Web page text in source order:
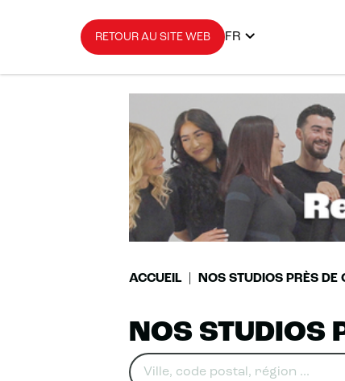
RETOUR AU SITE WEB FR
ACCUEIL NOS STUDIOS PRÈS DE
NOS STUDIOS
Veuillez
renseigner
0
résultat(s)